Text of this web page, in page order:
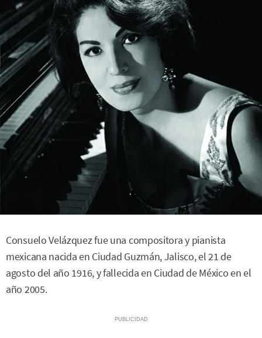
Consuelo Velázquez fue una compositora y pianista
mexicana nacida en Ciudad Guzmán, Jalisco, el 21 de
agosto del año 1916, y fallecida en Ciudad de México en el
año 2005.